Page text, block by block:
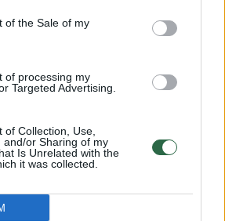
of the Sale of my
of processing my
Targeted Advertising.
of Collection, Use,
and/or Sharing of my
Is Unrelated with the
it was collected.
laiko bandymu įsitvirtinti
yra neteisus
simbolinis mūsų pagerbimo